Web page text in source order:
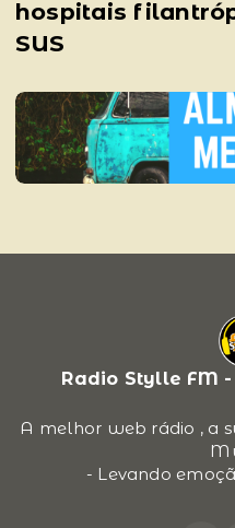
hospitais
SUS
Radio Stylle FM
A melhor web rádio , a
- Levando